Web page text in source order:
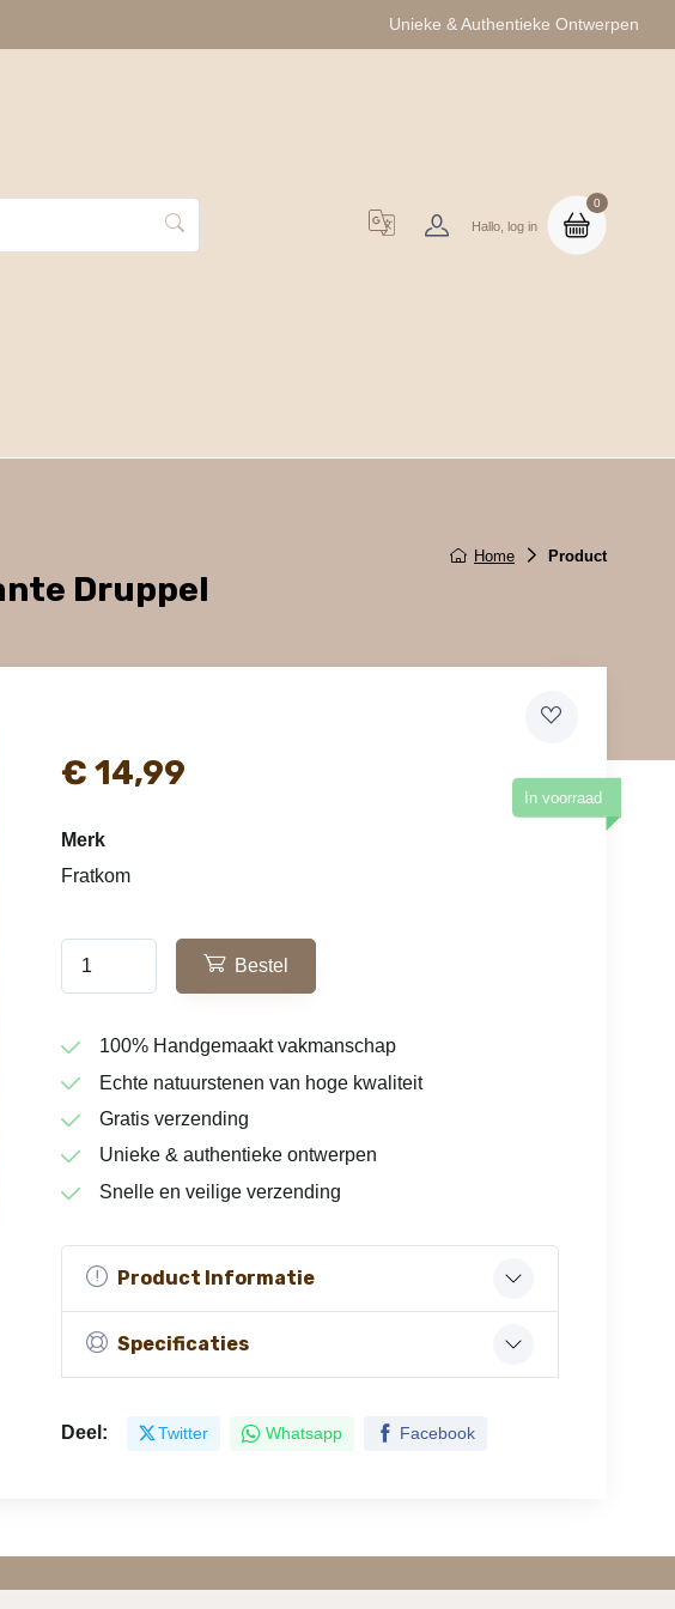
Unieke & Authentieke Ontwerpen
Hallo, log in
0
Home Product
Druppel
€ 14,99
In voorraad
Merk
Fratkom
Bestel
100% Handgemaakt vakmanschap
Echte natuurstenen van hoge kwaliteit
Gratis verzending
Unieke & authentieke ontwerpen
Snelle en veilige verzending
Product Informatie
Specificaties
Deel: Twitter Whatsapp Facebook